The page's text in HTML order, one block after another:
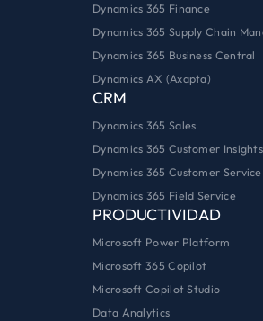
Dynamics 365 Finance
Dynamics 365 Supply Chain
Dynamics 365 Business Central
Dynamics AX (Axapta)
CRM
Dynamics 365 Sales
Dynamics 365 Customer Insights
Dynamics 365 Customer Service
Dynamics 365 Field Service
PRODUCTIVIDAD
Microsoft Power Platform
Microsoft 365 Copilot
Microsoft Copilot Studio
Data Analytics